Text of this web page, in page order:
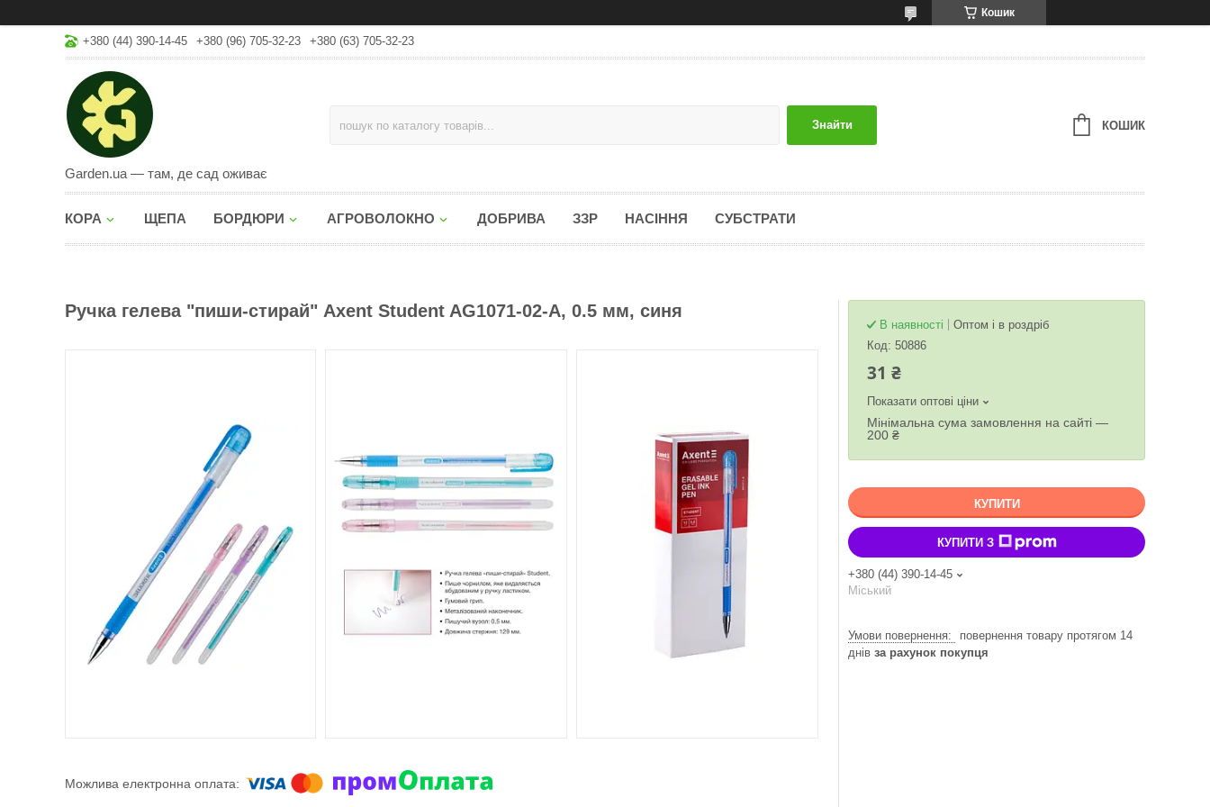
Кошик
+380 (44) 390-14-45 +380 (96) 705-32-23 +380 (63) 705-32-23
Garden.ua — там, де сад оживає
Знайти КОШИК
КОРА ЩЕПА БОРДЮРИ АГРОВОЛОКНО ДОБРИВА ЗЗР НАСІННЯ СУБСТРАТИ
Ручка гелева "пиши-стирай" Axent Student AG1071-02-A, 0.5 мм, синя
В наявності
Оптом і в роздріб
Код: 50886
31 ₴
Показати оптові ціни
Мінімальна сума замовлення на сайті —
200 ₴
КУПИТИ
КУПИТИ З
+380 (44) 390-14-45
Міський
повернення товару протягом 14
днів за рахунок покупця